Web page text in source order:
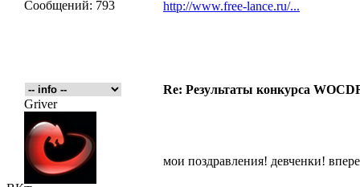
Сообщений: 793 http://www.free-lance.ru/...
Re: Результаты конкурса
Griver
мои поздравления! девченки!